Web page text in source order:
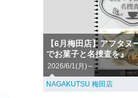
【6月梅田店】アフタヌ
でお菓子と名捜査を』
2026/6/1(月)～
NAGAKUTSU 梅田店